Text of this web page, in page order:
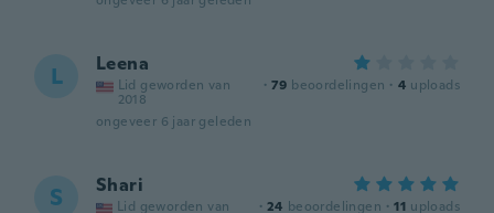
L Leena
Lid geworden van
2018
· 79 beoordelingen · 4 uploads
ongeveer 6 jaar geleden
S Shari
Lid geworden van
· 24 beoordelingen · 11 uploads